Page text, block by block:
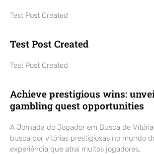
Test Post Created
Test Post Created
Test Post Created
Achieve prestigious wins:
gambling quest opportunities
A Jornada do Jogador em Busca de
busca por vitórias prestigiosas no mundo
experiência que atrai muitos jogadores,